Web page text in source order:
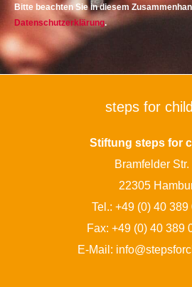
Bitte beachten Sie in diesem
Datenschutzerklärung.
steps for
Stiftung steps for
Bramfelder Str.
22305
Tel.: +49 (0) 40 389
Fax: +49 (0) 40 389
E-Mail: